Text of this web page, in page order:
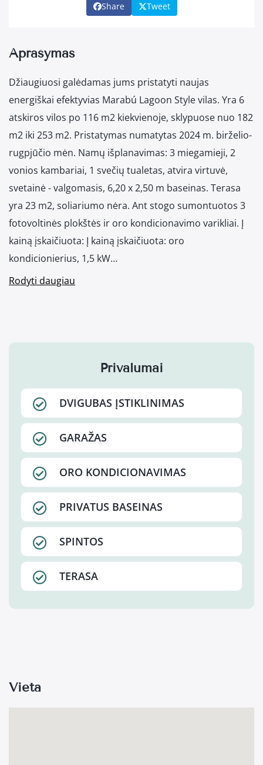
Share Tweet
Aprašymas
Džiaugiuosi galėdamas jums pristatyti naujas
energiškai efektyvias Marabú Lagoon Style vilas. Yra 6
atskiros vilos po 116 m2 kiekvienoje, sklypuose nuo 182
m2 iki 253 m2. Pristatymas numatytas 2024 m. birželio-
rugpjūčio mėn. Namų išplanavimas: 3 miegamieji, 2
vonios kambariai, 1 svečių tualetas, atvira virtuvė,
svetainė - valgomasis, 6,20 x 2,50 m baseinas. Terasa
yra 23 m2, soliariumo nėra. Ant stogo sumontuotos 3
fotovoltinės plokštės ir oro kondicionavimo varikliai. Į
kainą įskaičiuota: Į kainą įskaičiuota: oro
kondicionierius, 1,5 kW…
Rodyti daugiau
Privalumai
DVIGUBAS ĮSTIKLINIMAS
GARAŽAS
ORO KONDICIONAVIMAS
PRIVATUS BASEINAS
SPINTOS
TERASA
Vieta